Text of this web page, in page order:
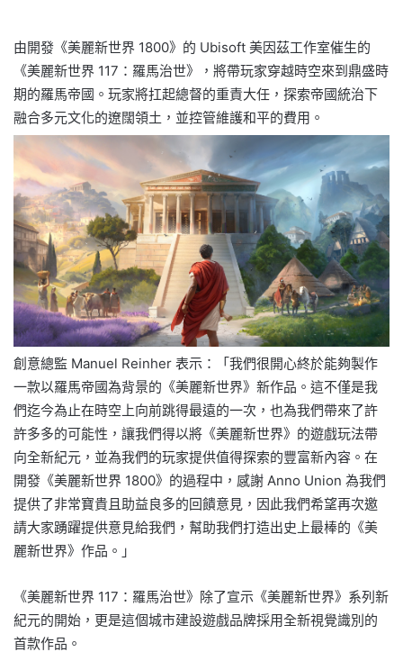
由開發《美麗新世界 1800》的 Ubisoft 美因茲工作室催生的
《美麗新世界 117：羅馬治世》，將帶玩家穿越時空來到鼎盛時
期的羅馬帝國。玩家將扛起總督的重責大任，探索帝國統治下
融合多元文化的遼闊領土，並控管維護和平的費用。
創意總監 Manuel Reinher 表示：「我們很開心終於能夠製作
一款以羅馬帝國為背景的《美麗新世界》新作品。這不僅是我
們迄今為止在時空上向前跳得最遠的一次，也為我們帶來了許
許多多的可能性，讓我們得以將《美麗新世界》的遊戲玩法帶
向全新紀元，並為我們的玩家提供值得探索的豐富新內容。在
開發《美麗新世界 1800》的過程中，感謝 Anno Union 為我們
提供了非常寶貴且助益良多的回饋意見，因此我們希望再次邀
請大家踴躍提供意見給我們，幫助我們打造出史上最棒的《美
麗新世界》作品。」
《美麗新世界 117：羅馬治世》除了宣示《美麗新世界》系列新
紀元的開始，更是這個城市建設遊戲品牌採用全新視覺識別的
首款作品。